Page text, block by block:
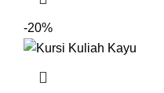
-20%